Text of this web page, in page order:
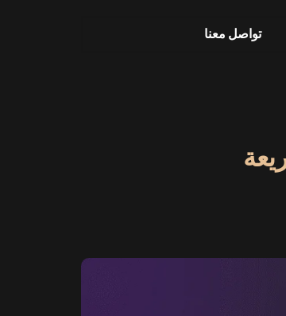
تواصل معنا